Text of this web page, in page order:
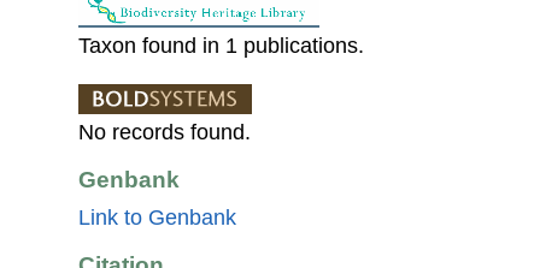
Taxon found in 1 publications.
No records found.
Genbank
Link to Genbank